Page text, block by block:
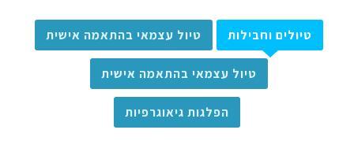
טיולים וחבילות טיול עצמאי בהתאמה אישית
טיול עצמאי בהתאמה אישית
הפלגות גיאוגרפיות